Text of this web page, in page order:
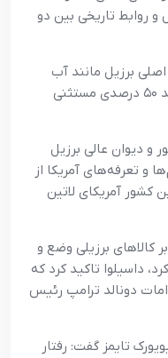
و روابط تاریخی بین دو
برزیل مانند آب
پرتقال، انرژی و هواپیما از تعرفه جدید ۵۰ درصدی مستثنی
و دیوان عالی برزیل
و تعرفه‌های آمریکا از
کشور آمریکای لاتین
تعرفه ۵۰ درصدی بر کالاهای برزیلی وضع و
داسیلوا تاکید کرد که
دونالد ترامپ رئیس
تایمز گفت: رفتار